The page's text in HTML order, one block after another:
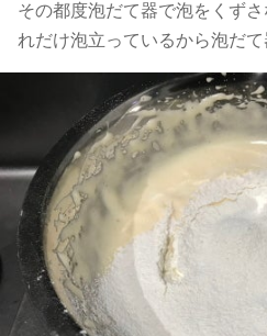
その都度泡だて器で泡をくず
れだけ泡立っているから泡だて